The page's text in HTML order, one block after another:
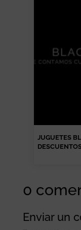
JUGUETES
0
Enviar un